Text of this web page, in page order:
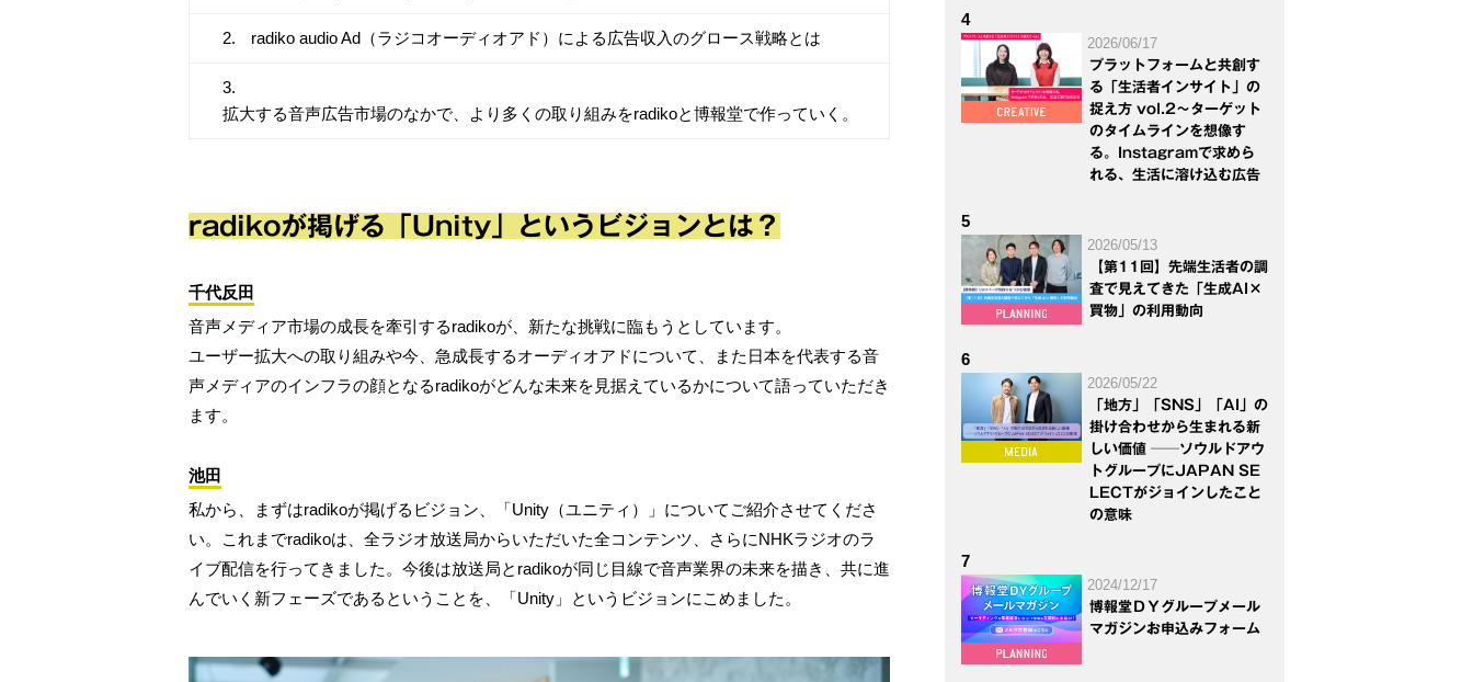
radiko audio Ad（ラジコオーディオアド）による広告収入のグロース戦略とは
拡大する音声広告市場のなかで、より多くの取り組みをradikoと博報堂で作っていく。
radikoが掲げる「Unity」というビジョンとは？
千代反田
音声メディア市場の成長を牽引するradikoが、新たな挑戦に臨もうとしています。
ユーザー拡大への取り組みや今、急成長するオーディオアドについて、また日本を代表する音
声メディアのインフラの顔となるradikoがどんな未来を見据えているかについて語っていただき
ます。
池田
私から、まずはradikoが掲げるビジョン、「Unity（ユニティ）」についてご紹介させてくださ
い。これまでradikoは、全ラジオ放送局からいただいた全コンテンツ、さらにNHKラジオのラ
イブ配信を行ってきました。今後は放送局とradikoが同じ目線で音声業界の未来を描き、共に進
んでいく新フェーズであるということを、「Unity」というビジョンにこめました。
4
2026/06/17
プラットフォームと共創す
る「生活者インサイト」の
捉え方 vol.2～ターゲット
のタイムラインを想像す
る。Instagramで求めら
れる、生活に溶け込む広告
5
2026/05/13
【第11回】先端生活者の調
査で見えてきた「生成AI×
買物」の利用動向
6
2026/05/22
「地方」「SNS」「AI」の
掛け合わせから生まれる新
しい価値 ──ソウルドアウ
トグループにJAPAN SE
LECTがジョインしたこと
の意味
7
2024/12/17
博報堂ＤＹグループメール
マガジンお申込みフォーム